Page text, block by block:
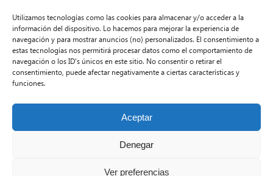
Utilizamos tecnologías como las cookies para almacenar y/o acceder a la
información del dispositivo. Lo hacemos para mejorar la experiencia de
navegación y para mostrar anuncios (no) personalizados. El consentimiento a
estas tecnologías nos permitirá procesar datos como el comportamiento de
navegación o los ID's únicos en este sitio. No consentir o retirar el
consentimiento, puede afectar negativamente a ciertas características y
funciones.
Aceptar
Denegar
Ver preferencias
Aviso Legal
Términos y condiciones
Política de privacidad
Contacto
Desarrollo Web por Kiwop